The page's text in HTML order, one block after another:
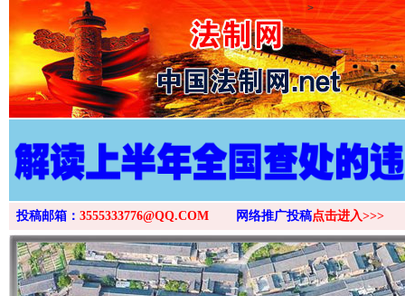
>
投稿邮箱： 3555333776@QQ.COM 网络推广投稿点击进入>>>